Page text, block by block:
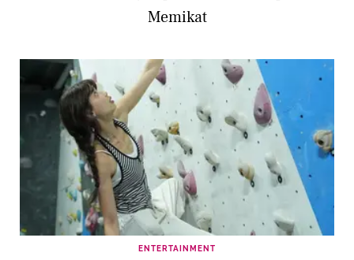
Memikat
ENTERTAINMENT